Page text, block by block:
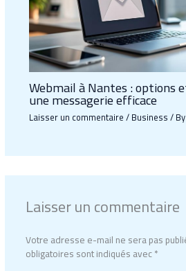
Webmail à Nantes : options
une messagerie efficace
Laisser un commentaire/Business/ By
Laisser un commentaire
Votre adresse e-mail ne sera pas
obligatoires sont indiqués avec*